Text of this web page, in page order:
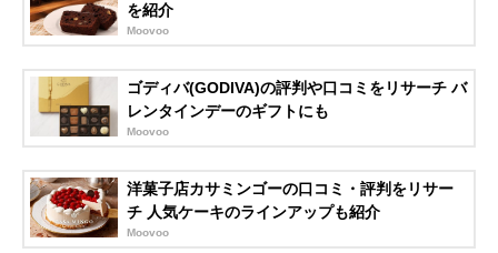
を紹介
Moovoo
ゴディバ(GODIVA)の評判や口コミをリサーチ バ
レンタインデーのギフトにも
Moovoo
洋菓子店カサミンゴーの口コミ・評判をリサー
チ 人気ケーキのラインアップも紹介
Moovoo